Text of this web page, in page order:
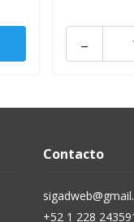
-
Contacto
+52 1 228